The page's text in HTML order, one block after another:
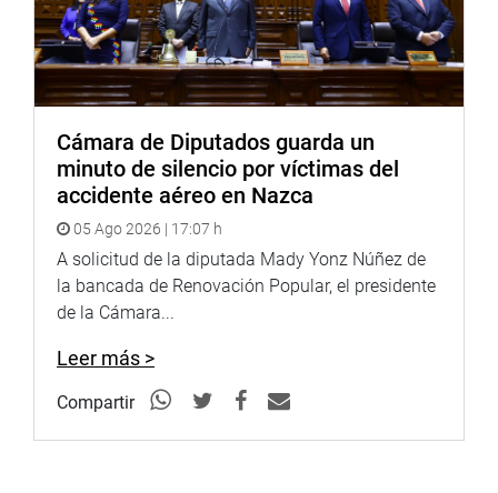
Cámara de Diputados guarda un
minuto de silencio por víctimas del
accidente aéreo en Nazca
05 Ago 2026 | 17:07 h
A solicitud de la diputada Mady Yonz Núñez de
la bancada de Renovación Popular, el presidente
de la Cámara...
Leer más >
Compartir